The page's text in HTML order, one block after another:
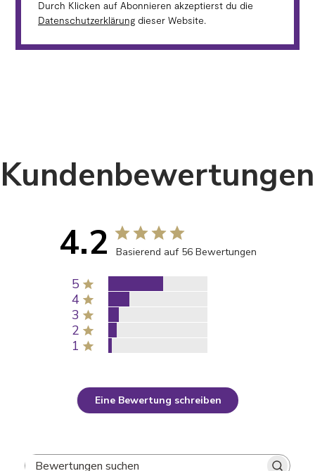
Durch Klicken auf Abonnieren akzeptierst du die
Datenschutzerklärung dieser Website.
Kundenbewertungen
4.2 Basierend auf 56 Bewertungen
5
4
3
2
1
Eine Bewertung schreiben